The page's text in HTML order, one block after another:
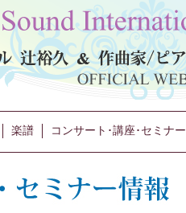
楽譜 コンサート･講座･セミナー